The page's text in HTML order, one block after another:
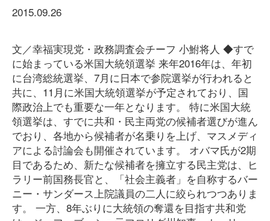
2015.09.26
文／幸福実現党・政務調査会チーフ 小鮒将人 ◆すで
に始まっている米国大統領選挙 来年2016年は、年初
に台湾総統選挙、7月に日本で参院選挙が行われると
共に、11月に米国大統領選挙が予定されており、国
際政治上でも重要な一年となります。 特に米国大統
領選挙は、すでに共和・民主両党の候補者選びが進ん
でおり、各地から候補者が名乗りを上げ、マスメディ
アによる討論会も開催されています。 オバマ氏が2期
目であるため、新たな候補者を擁立する民主党は、ヒ
ラリー前国務長官と、「社会主義者」を自称するバー
ニー・サンダース上院議員の二人に絞られつつありま
す。 一方、8年ぶりに大統領の奪還を目指す共和党